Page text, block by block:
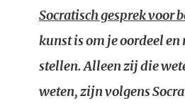
Socratisch gesprek voor
kunst is om je oordeel
stellen. Alleen zij die
weten, zijn volgens